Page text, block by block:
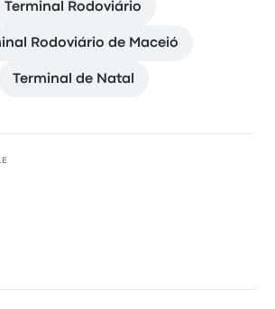
Terminal Rodoviário
Rodoviário de Maceió
Terminal de Natal